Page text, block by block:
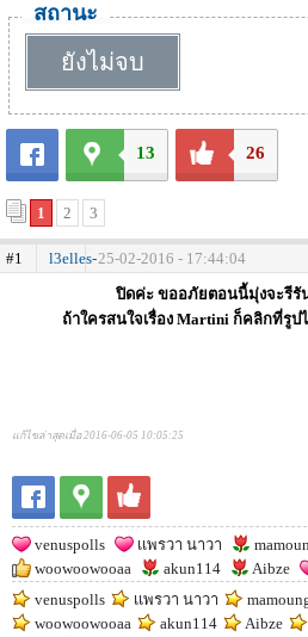
สถานะ
ยังไม่จบ
13 26
1 2 3
#1 l3elles-25-02-2016 - 17:44:04
ปิดค่ะ ขออภัยตอนนี้มุ่งจะรีรั
ถ้าใครสนใจเรื่อง Martini ก็คลิกที่รู
แก้ไขล่าสุดเมื่อ 2016-06-05 10:05:25
venuspolls เเพรวา นาวา
woowoowooaa
akun114 Aibze
venuspolls
เเพรวา นาวา
woowoowooaa
akun114 Aibze